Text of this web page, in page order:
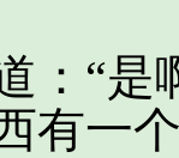
“是
有一